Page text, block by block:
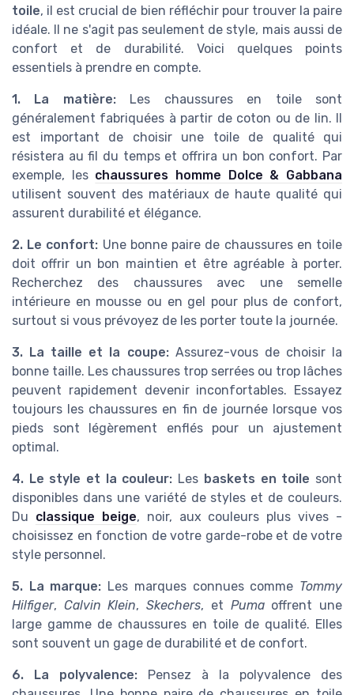
toile, il est crucial de bien réfléchir pour trouver la paire
idéale. Il ne s'agit pas seulement de style, mais aussi de
confort et de durabilité. Voici quelques points
essentiels à prendre en compte.
1. La matière:Les chaussures en toile sont
généralement fabriquées à partir de coton ou de lin. Il
est important de choisir une toile de qualité qui
résistera au fil du temps et offrira un bon confort. Par
exemple, les chaussures homme Dolce & Gabbana
utilisent souvent des matériaux de haute qualité qui
assurent durabilité et élégance.
2. Le confort: Une bonne paire de chaussures en toile
doit offrir un bon maintien et être agréable à porter.
Recherchez des chaussures avec une semelle
intérieure en mousse ou en gel pour plus de confort,
surtout si vous prévoyez de les porter toute la journée.
3. La taille et la coupe:Assurez-vous de choisir la
bonne taille. Les chaussures trop serrées ou trop lâches
peuvent rapidement devenir inconfortables. Essayez
toujours les chaussures en fin de journée lorsque vos
pieds sont légèrement enflés pour un ajustement
optimal.
4. Le style et la couleur: Les baskets en toile sont
disponibles dans une variété de styles et de couleurs.
Du classique beige, noir, aux couleurs plus vives -
choisissez en fonction de votre garde-robe et de votre
style personnel.
5. La marque: Les marques connues comme Tommy
Hilfiger, Calvin Klein,Skechers, et Pumaoffrent une
large gamme de chaussures en toile de qualité. Elles
sont souvent un gage de durabilité et de confort.
6. La polyvalence: Pensez à la polyvalence des